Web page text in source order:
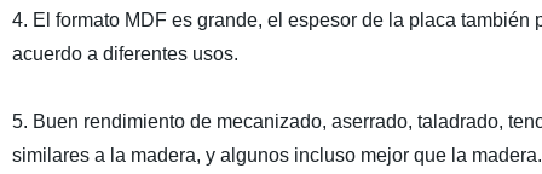
4. El formato MDF es grande, el espesor de la placa
acuerdo a diferentes usos.
5. Buen rendimiento de mecanizado, aserrado, taladrado,
similares a la madera, y algunos incluso mejor que la madera.